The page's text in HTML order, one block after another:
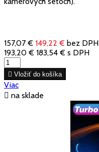
157,07 € 149,22 € bez DPH
193,20 € 183,54 € s DPH
 Vložiť do košíka
Viac
 na sklade